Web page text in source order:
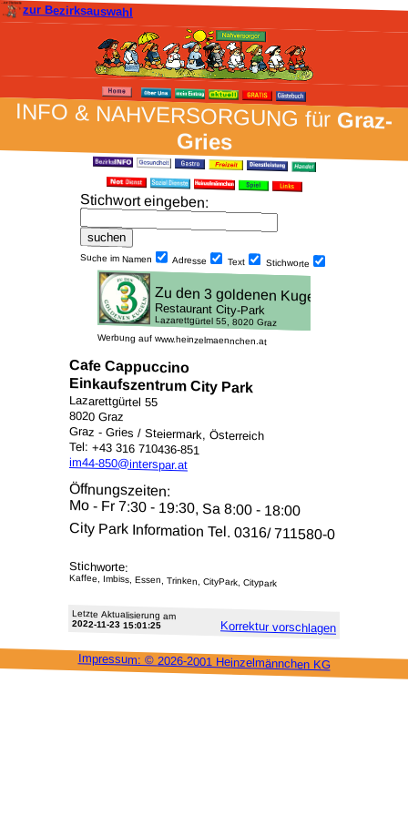
zur Bezirksauswahl
INFO & NAH­VER­SORG­UNG fürGraz-
Gries
Stich­wort ein­geben:
Suche im Namen Adresse Text Stich­worte
Werbung auf www.heinzelmaennchen.at
Cafe Cappuccino
Einkaufszentrum City Park
Lazarettgürtel 55
8020 Graz
Graz - Gries / Steiermark, Österreich
Tel: +43 316 710436-851
im44-850@interspar.at
Öffnungszeiten:
Mo - Fr 7:30 - 19:30, Sa 8:00 - 18:00
City Park Information Tel. 0316/ 711580-0
Stichworte:
Kaffee, Imbiss, Essen, Trinken, CityPark, Citypark
Letzte Aktu­alisie­rung am
2022-11-23 15:01:25 Korrektur vor­schlagen
Impressum: © 2026-2001 Heinzel­männchen KG